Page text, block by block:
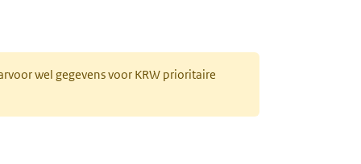
wel gegevens voor KRW prioritaire